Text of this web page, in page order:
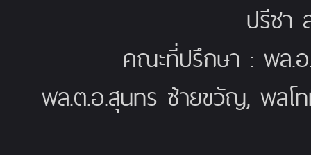
ปรีชา
คณะที่ปรึกษา : พล.
พล.ต.อ.สุนทร ซ้ายขวัญ, พล